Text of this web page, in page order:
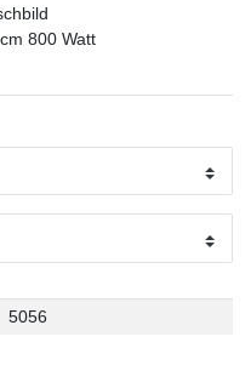
800 Watt
5056